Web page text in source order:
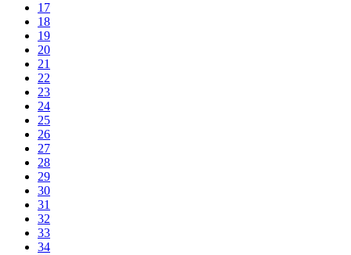
17
18
19
20
21
22
23
24
25
26
27
28
29
30
31
32
33
34